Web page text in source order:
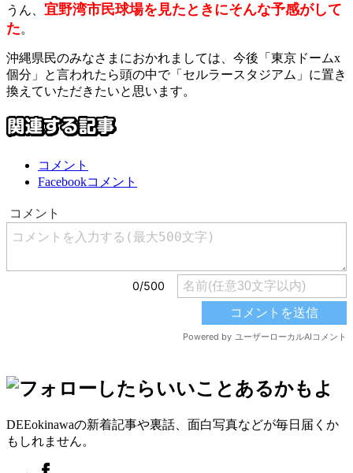
うん、 宜野湾市民球場を見たときにそんな予感がして
た。
沖縄県民のみなさまにおかれましては、今後「東京ドームx
個分」と言われたら頭の中で「セルラースタジアム」に置き
換えていただきたいと思います。
コメント
Facebookコメント
DEEokinawaの新着記事や裏話、面白写真などが毎日届くか
もしれません。